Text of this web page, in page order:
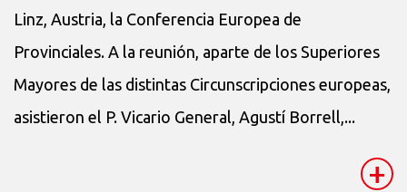
Linz, Austria, la Conferencia Europea de
Provinciales. A la reunión, aparte de los Superiores
Mayores de las distintas Circunscripciones europeas,
asistieron el P. Vicario General, Agustí Borrell,...
+